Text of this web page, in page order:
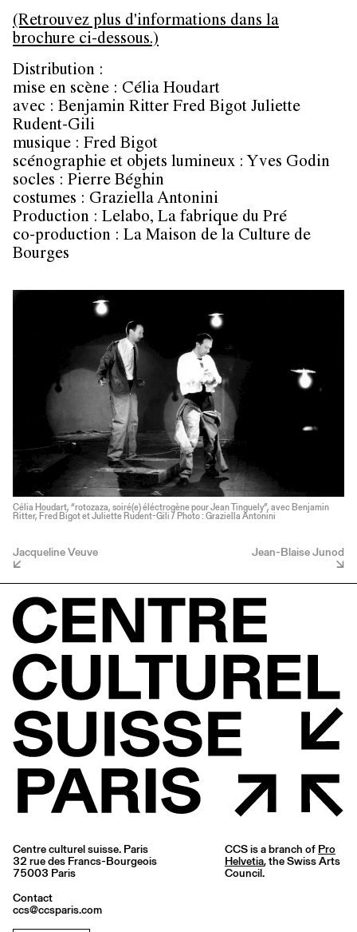
(Retrouvez plus d'informations dans la
brochure ci-dessous.)
Distribution :
mise en scène : Célia Houdart
avec : Benjamin Ritter Fred Bigot Juliette
Rudent-Gili
musique : Fred Bigot
scénographie et objets lumineux : Yves Godin
socles : Pierre Béghin
costumes : Graziella Antonini
Production : Lelabo, La fabrique du Pré
co-production : La Maison de la Culture de
Bourges
Célia Houdart, “rotozaza, soiré(e) éléctrogène pour Jean Tinguely”, avec Benjamin
Ritter, Fred Bigot et Juliette Rudent-Gili / Photo : Graziella Antonini
Jacqueline Veuve Jean-Blaise Junod
Centre culturel suisse. Paris
32 rue des Francs-Bourgeois
75003 Paris
Contact
ccs@ccsparis.com
CCS is a branch of Pro
Helvetia, the Swiss Arts
Council.